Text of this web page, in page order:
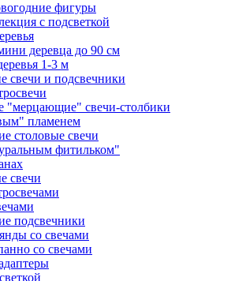
фигуры
с подсветкой
деревца до 90 см
1-3 м
свечи и подсвечники
"мерцающие" свечи-столбики
пламенем
столовые свечи
фитильком"
свечи
подсвечники
со свечами
со свечами